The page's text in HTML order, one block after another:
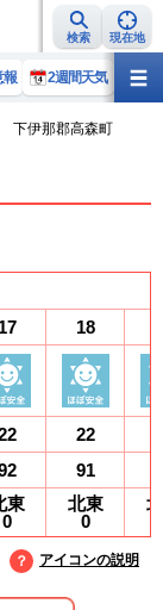
検索 現在地
報 2週間天気 ラ
下伊那郡高森町
17
東
0
18
22
91
北東
0
アイコンの説明